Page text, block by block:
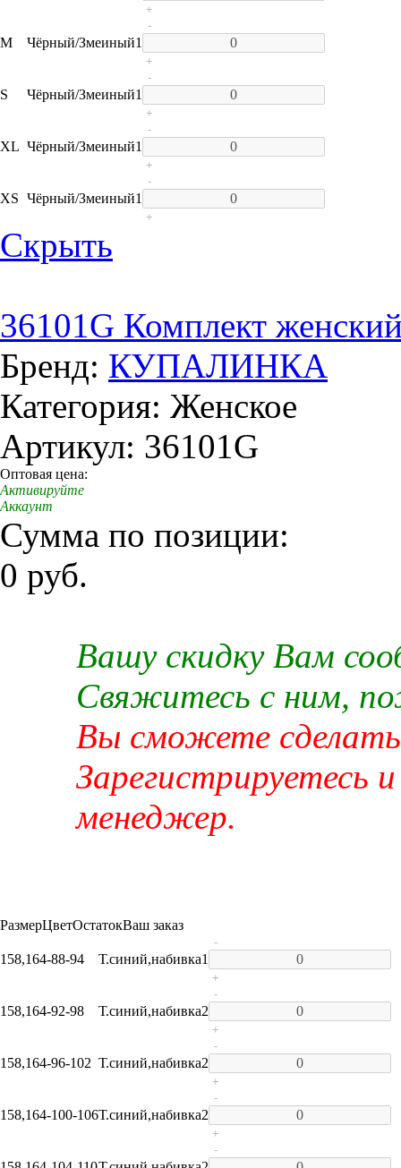
+
M Чёрный/Змеиный1
-
+
S Чёрный/Змеиный1
-
+
XL Чёрный/Змеиный1
-
+
XS Чёрный/Змеиный1
-
+
Скрыть
36101G Комплект
Бренд: КУПАЛИНКА
Категория: Женское
Артикул: 36101G
Оптовая цена:
Активируйте
Аккаунт
Сумма по позиции:
0 руб.
Вашу скидку Вам
Свяжитесь с ним,
Вы сможете сделать
Зарегистрируетесь
менеджер.
РазмерЦветОстатокВаш заказ
158,164-88-94 Т.синий,набивка1
-
+
158,164-92-98 Т.синий,набивка2
-
+
158,164-96-102 Т.синий,набивка2
-
+
158,164-100-106Т.синий,набивка2
-
+
-